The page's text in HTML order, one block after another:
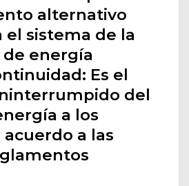
alternativo
el sistema de la
energía
Es el
del
a los
a las